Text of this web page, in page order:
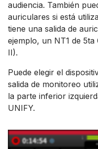
audiencia. También
auriculares si está
tiene una salida de
ejemplo, un NT1 de
II).
Puede elegir el
salida de monitoreo
la parte inferior
UNIFY.